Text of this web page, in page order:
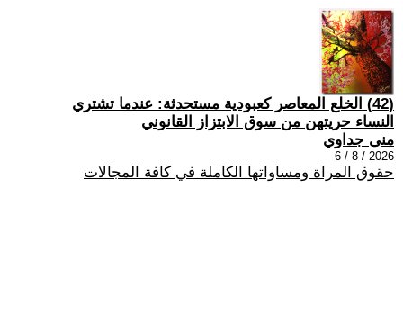
(42) الخلع المعاصر كعبودية مستحدثة: عندما تشتري
النساء حريتهن من سوق الابتزاز القانوني
منى جداوي
2026 / 8 / 6
حقوق المراة ومساواتها الكاملة في كافة المجالات